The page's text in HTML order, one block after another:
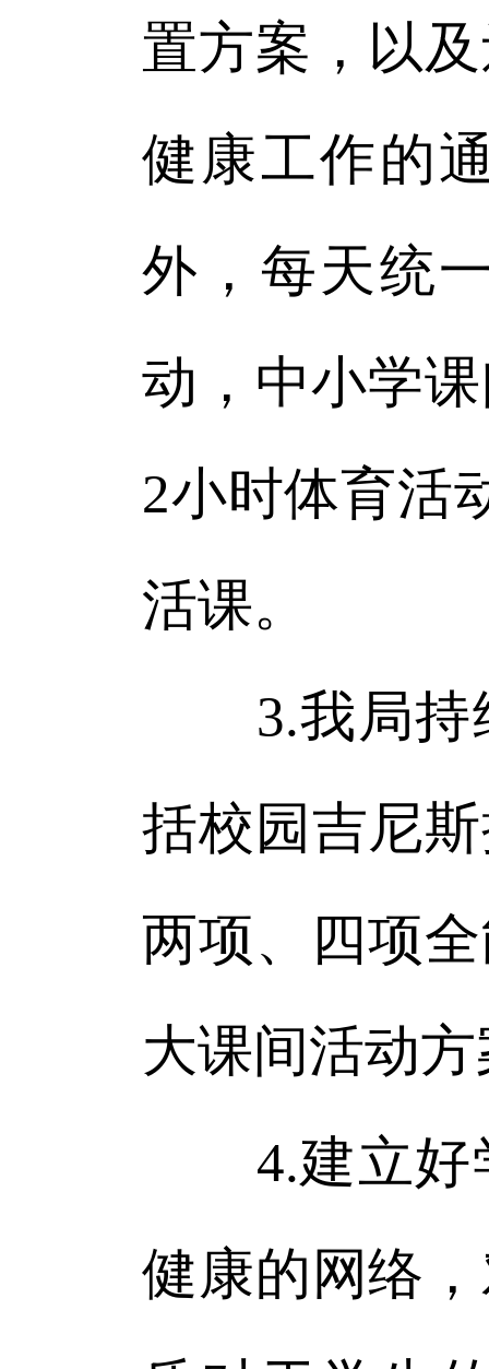
置方案，以
健康工作的
外，每天统
动，中小学
2小时体育活
活课。
3.我局持续
括校园吉尼
两项、四项
大课间活动
4.建立好学
健康的网络